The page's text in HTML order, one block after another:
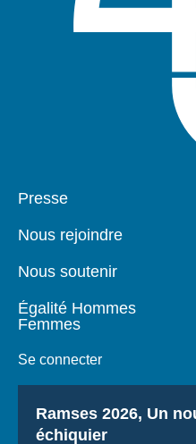
Pied
Presse
Nous rejoindre
Nous soutenir
Égalité Hommes
Femmes
Se connecter
Titre
Ramses 2026, Un
échiquier